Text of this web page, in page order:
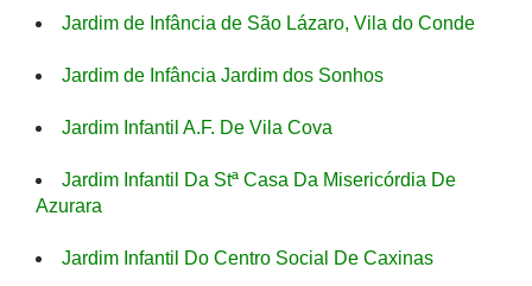
Jardim de Infância de São Lázaro, Vila do Conde
Jardim de Infância Jardim dos Sonhos
Jardim Infantil A.F. De Vila Cova
Jardim Infantil Da Stª Casa Da Misericórdia De
Azurara
Jardim Infantil Do Centro Social De Caxinas